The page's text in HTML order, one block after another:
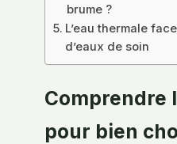
brume ?
L’eau thermale
d’eaux de soin
Comprendre
pour bien